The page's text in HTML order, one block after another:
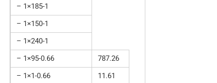
– 1×185-1
– 1×150-1
– 1×240-1
– 1×95-0.66
787.26
– 1×1-0.66
11.61